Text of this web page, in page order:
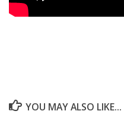
YOU MAY ALSO LIKE...